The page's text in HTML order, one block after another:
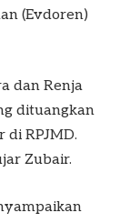
(Evdoren)
dan Renja
dituangkan
RPJMD.
Zubair.